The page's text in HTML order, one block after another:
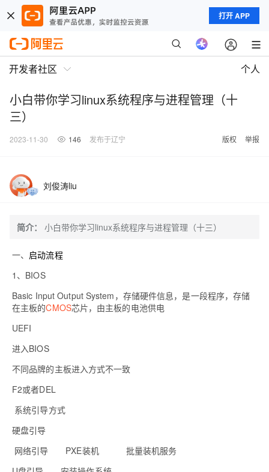
打开 APP
开发者社区 个人
小白带你学习linux系统程序与进程管理（十
三）
2023-11-30 146 发布于辽宁 版权 举报
刘俊涛liu
简介： 小白带你学习linux系统程序与进程管理（十三）
一、 启动流程
1 、 BIOS
Basic Input Output System ，存储硬件信息，是一段程序，存储
在主板的CMOS芯片，由主板的电池供电
UEFI
进入BIOS
不同品牌的主板进入方式不一致
F2或者DEL
系统引导方式
硬盘引导
网络引导 PXE装机
批量装机服务